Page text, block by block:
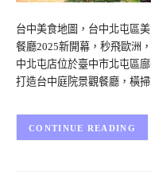
台中美食地圖，台中北屯區
餐廳2025新開幕，秒飛歐洲
中北屯店位於臺中市北屯區
打造台中庭院景觀餐廳，橫
CONTINUE READING